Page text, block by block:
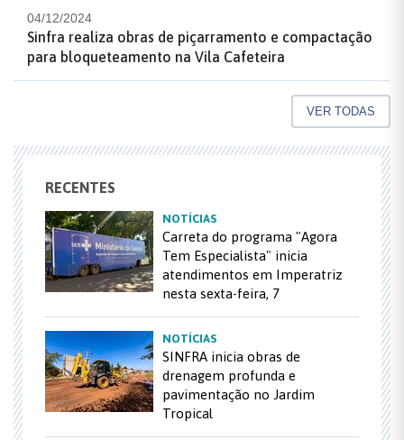
04/12/2024
Sinfra realiza obras de piçarramento e compactação
para bloqueteamento na Vila Cafeteira
VER TODAS
RECENTES
NOTÍCIAS
Carreta do programa "Agora
Tem Especialista" inicia
atendimentos em Imperatriz
nesta sexta-feira, 7
NOTÍCIAS
SINFRA inicia obras de
drenagem profunda e
pavimentação no Jardim
Tropical